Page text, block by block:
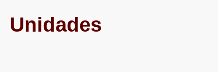
Unidades